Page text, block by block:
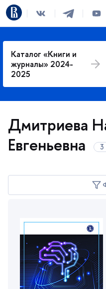
Каталог «Книги и
журналы» 2024-
2025
Дмитриева
Евгеньевна
Тематика